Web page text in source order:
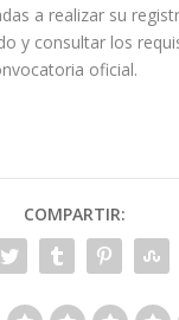
a realizar su
y consultar los
oficial.
COMPARTIR: